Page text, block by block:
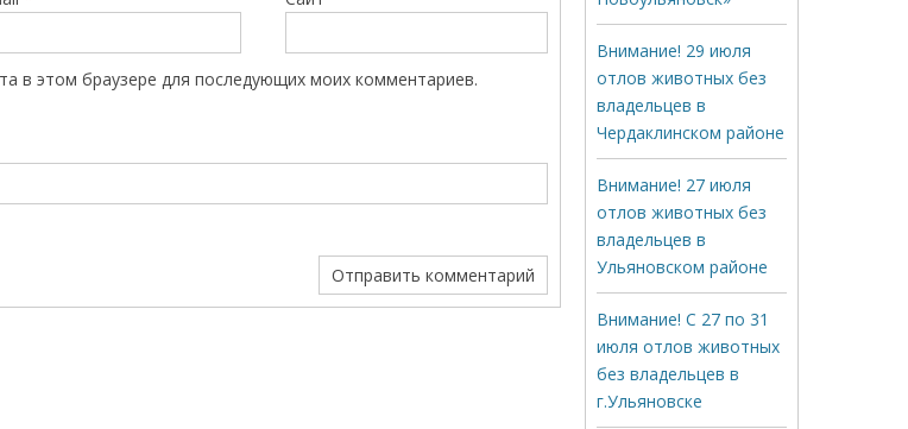
в этом браузере для последующих моих комментариев.
Внимание! 29 июля
отлов животных без
владельцев в
Чердаклинском районе
Внимание! 27 июля
отлов животных без
владельцев в
Ульяновском районе
Внимание! С 27 по 31
июля отлов животных
без владельцев в
г.Ульяновске